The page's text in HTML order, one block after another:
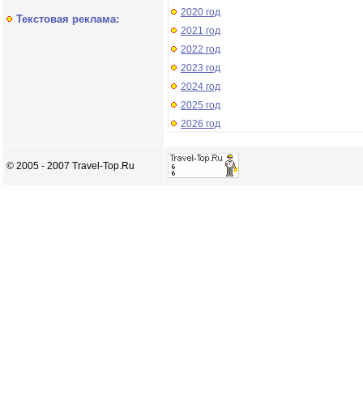
Текстовая реклама:
2020 год
2021 год
2022 год
2023 год
2024 год
2025 год
2026 год
© 2005 - 2007 Travel-Top.Ru